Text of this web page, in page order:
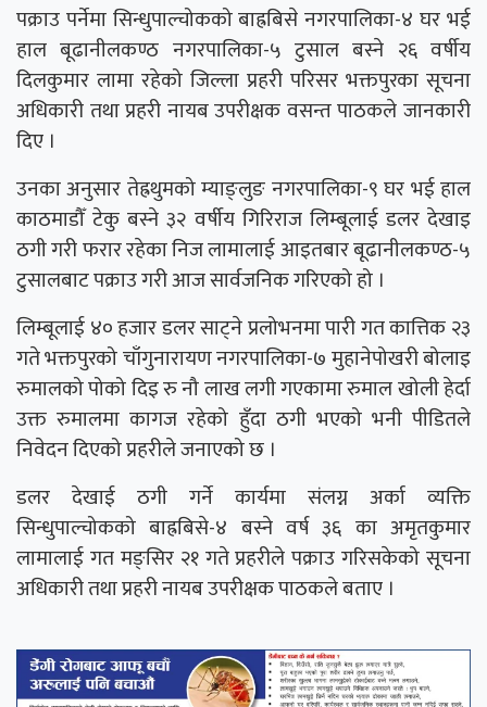
पक्राउ पर्नेमा सिन्धुपाल्चोकको बाह्रबिसे नगरपालिका-४ घर भई
हाल बूढानीलकण्ठ नगरपालिका-५ टुसाल बस्ने २६ वर्षीय
दिलकुमार लामा रहेको जिल्ला प्रहरी परिसर भक्तपुरका सूचना
अधिकारी तथा प्रहरी नायब उपरीक्षक वसन्त पाठकले जानकारी
दिए ।
उनका अनुसार तेह्रथुमको म्याङ्लुङ नगरपालिका-९ घर भई हाल
काठमाडौँ टेकु बस्ने ३२ वर्षीय गिरिराज लिम्बूलाई डलर देखाइ
ठगी गरी फरार रहेका निज लामालाई आइतबार बूढानीलकण्ठ-५
टुसालबाट पक्राउ गरी आज सार्वजनिक गरिएको हो ।
लिम्बूलाई ४० हजार डलर साट्ने प्रलोभनमा पारी गत कात्तिक २३
गते भक्तपुरको चाँगुनारायण नगरपालिका-७ मुहानेपोखरी बोलाइ
रुमालको पोको दिइ रु नौ लाख लगी गएकामा रुमाल खोली हेर्दा
उक्त रुमालमा कागज रहेको हुँदा ठगी भएको भनी पीडितले
निवेदन दिएको प्रहरीले जनाएको छ ।
डलर देखाई ठगी गर्ने कार्यमा संलग्न अर्का व्यक्ति
सिन्धुपाल्चोकको बाह्रबिसे-४ बस्ने वर्ष ३६ का अमृतकुमार
लामालाई गत मङ्सिर २१ गते प्रहरीले पक्राउ गरिसकेको सूचना
अधिकारी तथा प्रहरी नायब उपरीक्षक पाठकले बताए ।